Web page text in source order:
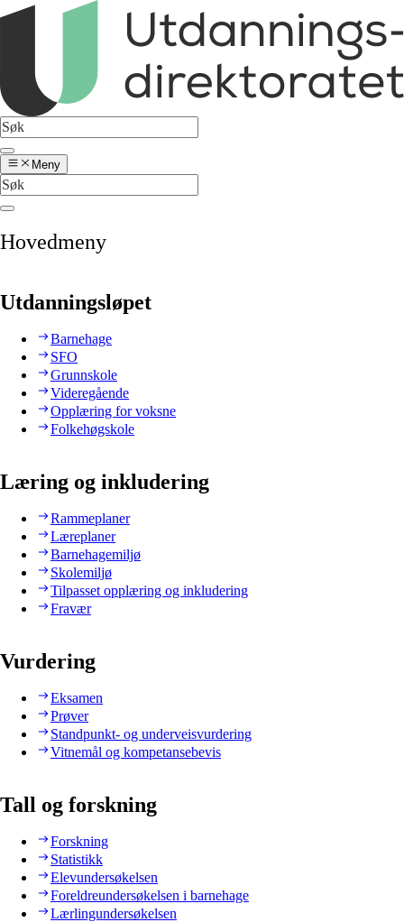
Meny
Hovedmeny
Utdanningsløpet
Barnehage
SFO
Grunnskole
Videregående
Opplæring for voksne
Folkehøgskole
Læring og inkludering
Rammeplaner
Læreplaner
Barnehagemiljø
Skolemiljø
Tilpasset opplæring og inkludering
Fravær
Vurdering
Eksamen
Prøver
Standpunkt- og underveisvurdering
Vitnemål og kompetansebevis
Tall og forskning
Forskning
Statistikk
Elevundersøkelsen
Foreldreundersøkelsen i barnehage
Lærlingundersøkelsen